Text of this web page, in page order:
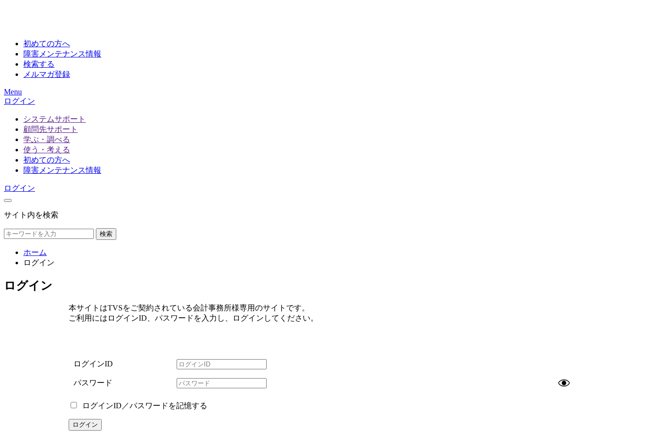
初めての方へ
障害メンテナンス情報
検索する
メルマガ登録
Menu
ログイン
システムサポート
顧問先サポート
学ぶ・調べる
使う・考える
初めての方へ
障害メンテナンス情報
ログイン
サイト内を検索
検索
ホーム
ログイン
ログイン
本サイトはTVSをご契約されている会計事務所様専用のサイトです。
ご利用にはログインID、パスワードを入力し、ログインしてください。
ログインID
パスワード
ログインID／パスワードを記憶する
ログイン